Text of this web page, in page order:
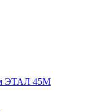
ЭТАЛ 45М